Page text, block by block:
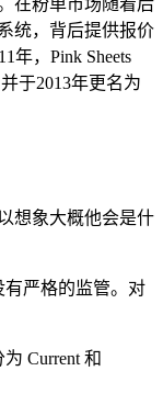
统，背后提供报价
年，Pink Sheets
于2013年更名为
想象大概他会是什
有严格的监管。对
Current 和